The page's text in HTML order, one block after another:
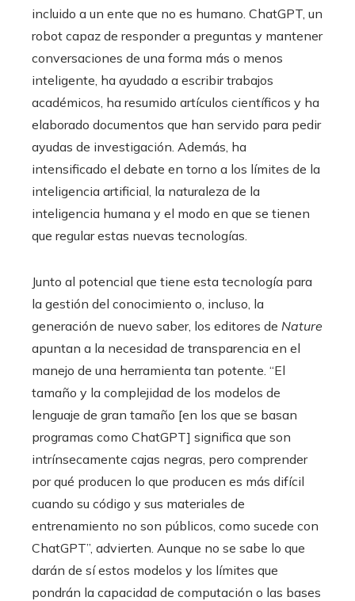
incluido a un ente que no es humano. ChatGPT, un
robot capaz de responder a preguntas y mantener
conversaciones de una forma más o menos
inteligente, ha ayudado a escribir trabajos
académicos, ha resumido artículos científicos y ha
elaborado documentos que han servido para pedir
ayudas de investigación. Además, ha
intensificado el debate en torno a los límites de la
inteligencia artificial, la naturaleza de la
inteligencia humana y el modo en que se tienen
que regular estas nuevas tecnologías.
Junto al potencial que tiene esta tecnología para
la gestión del conocimiento o, incluso, la
generación de nuevo saber, los editores de Nature
apuntan a la necesidad de transparencia en el
manejo de una herramienta tan potente. “El
tamaño y la complejidad de los modelos de
lenguaje de gran tamaño [en los que se basan
programas como ChatGPT] significa que son
intrínsecamente cajas negras, pero comprender
por qué producen lo que producen es más difícil
cuando su código y sus materiales de
entrenamiento no son públicos, como sucede con
ChatGPT”, advierten. Aunque no se sabe lo que
darán de sí estos modelos y los límites que
pondrán la capacidad de computación o las bases